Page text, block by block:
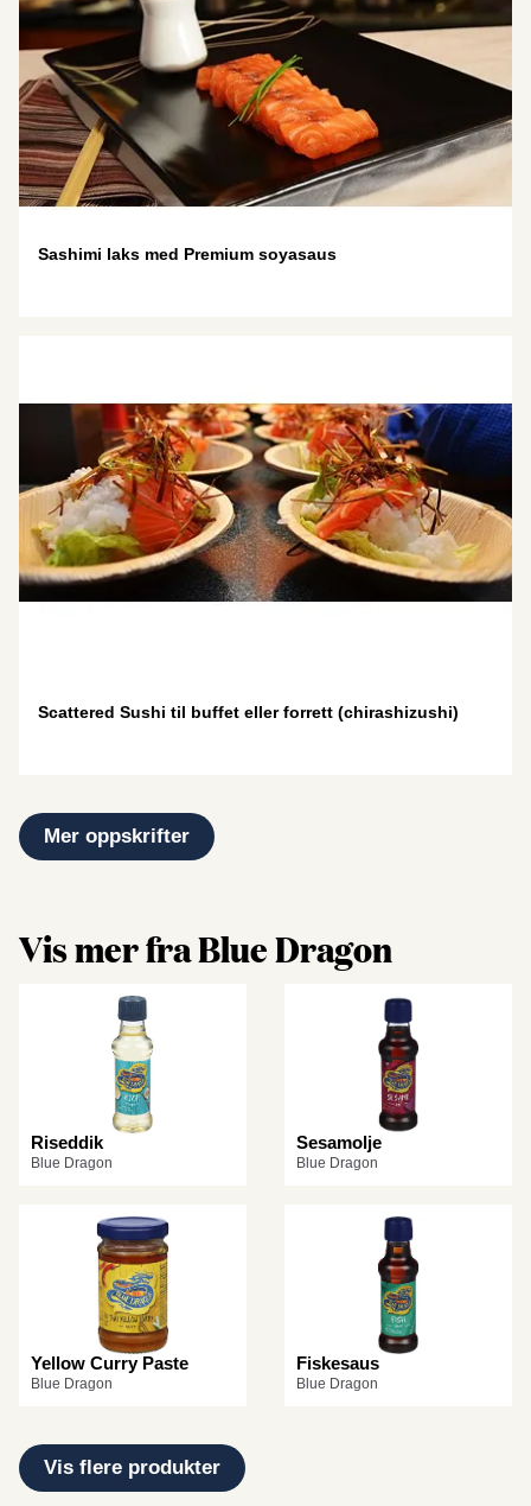
Sashimi laks med Premium soyasaus
Scattered Sushi til buffet eller forrett (chirashizushi)
Mer oppskrifter
Vis mer fra Blue Dragon
Riseddik
Blue Dragon
Sesamolje
Blue Dragon
Yellow Curry Paste
Blue Dragon
Fiskesaus
Blue Dragon
Vis flere produkter